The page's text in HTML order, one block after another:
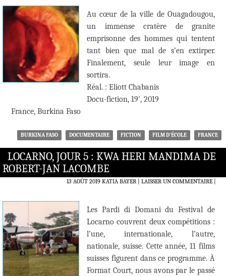
Au cœur de la ville de Ouagadougou,
un immense cratère de granite
emprisonne des hommes qui tentent
tant bien que mal de s’en extirper.
Finalement, seule leur image en
sortira.
Réal. : Eliott Chabanis
Docu-fiction, 19′, 2019
France, Burkina Faso
BURKINA FASO DOCUMENTAIRE FICTION FILM D'ÉCOLE FRANCE
LOCARNO, JOUR 5 : KWA HERI MANDIMA DE
ROBERT-JAN LACOMBE
13 AOÛT 2019 KATIA BAYER LAISSER UN COMMENTAIRE|
Les Pardi di Domani du Festival de
Locarno couvrent deux compétitions :
l’une, internationale, l’autre,
nationale, suisse. Cette année, 11 films
suisses figurent dans ce programme. À
Format Court, nous avons par le passé